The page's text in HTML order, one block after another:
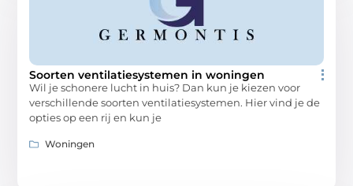
Soorten ventilatiesystemen in woningen
Wil je schonere lucht in huis? Dan kun je kiezen voor
verschillende soorten ventilatiesystemen. Hier vind je de
opties op een rij en kun je
Woningen